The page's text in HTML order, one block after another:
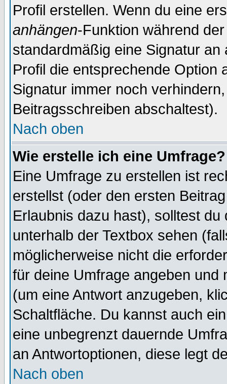
Profil erstellen. Wenn du eine
anhängen-Funktion während
standardmäßig eine Signatur
Profil die entsprechende Option
Signatur immer noch
Beitragsschreiben abschaltest).
Nach oben
Wie erstelle ich eine Umfrage?
Eine Umfrage zu erstellen ist
erstellst (oder den ersten
Erlaubnis dazu hast), solltest
unterhalb der Textbox sehen
möglicherweise nicht die
für deine Umfrage angeben und
(um eine Antwort anzugeben,
Schaltfläche. Du kannst auch
eine unbegrenzt dauernde
an Antwortoptionen, diese legt
Nach oben